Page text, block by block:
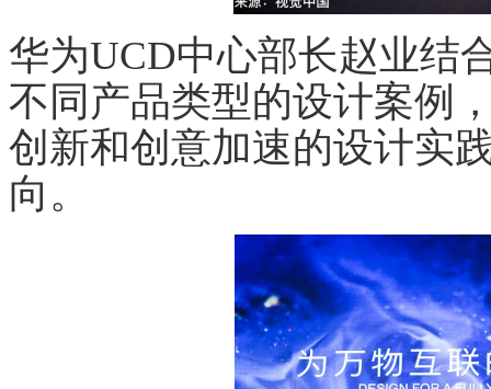
华为UCD中心部长赵业结
不同产品类型的设计案例
创新和创意加速的设计实
向。